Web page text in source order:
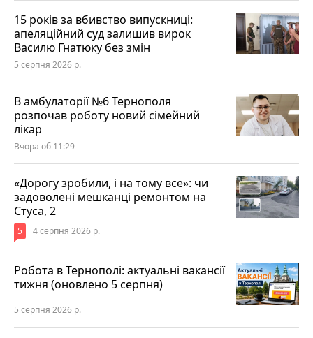
15 років за вбивство випускниці:
апеляційний суд залишив вирок
Василю Гнатюку без змін
5 серпня 2026 р.
В амбулаторії №6 Тернополя
розпочав роботу новий сімейний
лікар
Вчора об 11:29
«Дорогу зробили, і на тому все»: чи
задоволені мешканці ремонтом на
Стуса, 2
5 4 серпня 2026 р.
Робота в Тернополі: актуальні вакансії
тижня (оновлено 5 серпня)
5 серпня 2026 р.